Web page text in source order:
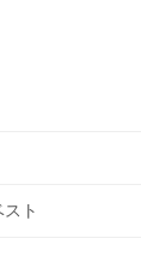
ト